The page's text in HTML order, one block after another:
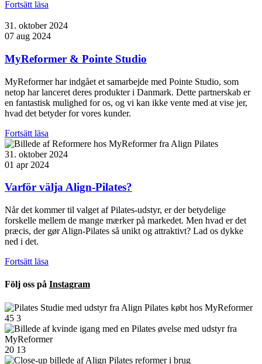
Fortsätt läsa
31. oktober 2024
07 aug 2024
MyReformer & Pointe Studio
MyReformer har indgået et samarbejde med Pointe Studio, som
netop har lanceret deres produkter i Danmark. Dette partnerskab er
en fantastisk mulighed for os, og vi kan ikke vente med at vise jer,
hvad det betyder for vores kunder.
Fortsätt läsa
31. oktober 2024
01 apr 2024
Varför välja Align-Pilates?
Når det kommer til valget af Pilates-udstyr, er der betydelige
forskelle mellem de mange mærker på markedet. Men hvad er det
præcis, der gør Align-Pilates så unikt og attraktivt? Lad os dykke
ned i det.
Fortsätt läsa
Följ oss på Instagram
45 3
20 13